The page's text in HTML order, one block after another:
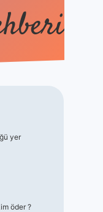
yer
öder ?